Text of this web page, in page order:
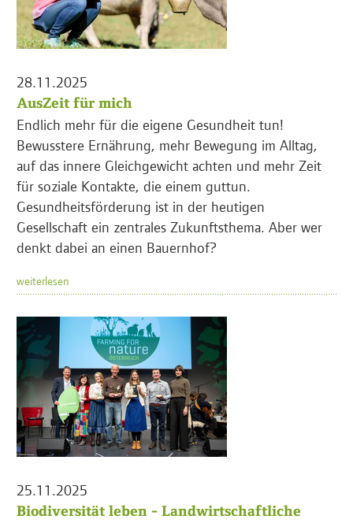
28.11.2025
AusZeit für mich
Endlich mehr für die eigene Gesundheit tun!
Bewusstere Ernährung, mehr Bewegung im Alltag,
auf das innere Gleichgewicht achten und mehr Zeit
für soziale Kontakte, die einem guttun.
Gesundheitsförderung ist in der heutigen
Gesellschaft ein zentrales Zukunftsthema. Aber wer
denkt dabei an einen Bauernhof?
weiterlesen
25.11.2025
Biodiversität leben - Landwirtschaftliche